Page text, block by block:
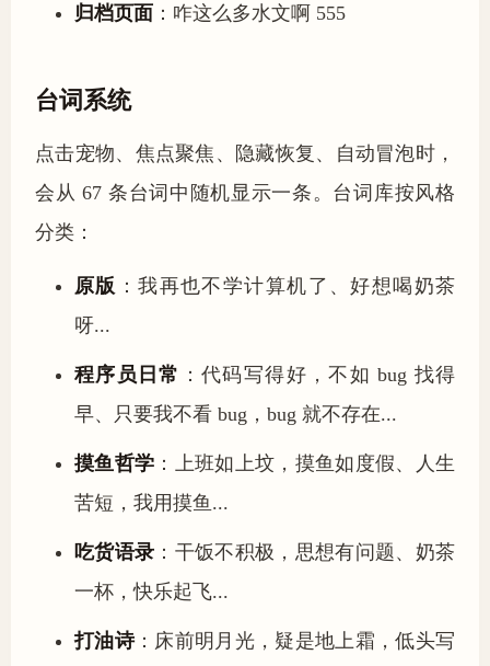
归档页面 ：咋这么多水文啊 555
台词系统
点击宠物、焦点聚焦、隐藏恢复、自动冒泡时，
会从 67 条台词中随机显示一条。台词库按风格
分类：
原版 ：我再也不学计算机了、好想喝奶茶
呀...
程序员日常 ：代码写得好，不如 bug 找得
早、只要我不看 bug，bug 就不存在...
摸鱼哲学 ：上班如上坟，摸鱼如度假、人生
苦短，我用摸鱼...
吃货语录 ：干饭不积极，思想有问题、奶茶
一杯，快乐起飞...
打油诗：床前明月光，疑是地上霜，低头写